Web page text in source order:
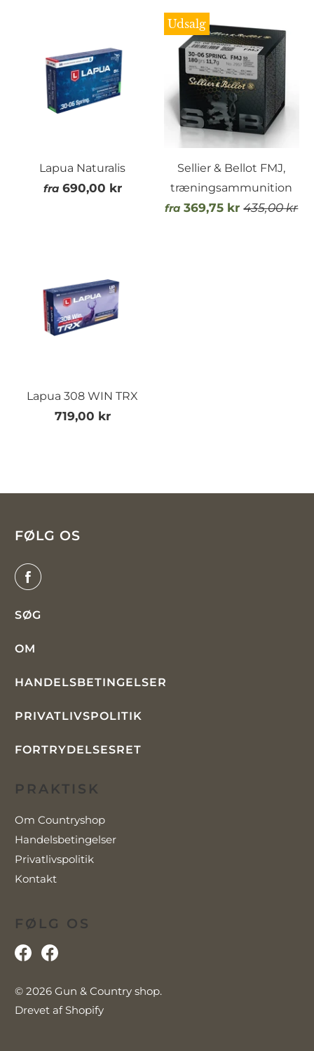
Lapua Naturalis
fra 690,00 kr
Udsalg
Sellier & Bellot FMJ,
træningsammunition
fra 369,75 kr435,00 kr
Lapua 308 WIN TRX
719,00 kr
FØLG OS
SØG
OM
HANDELSBETINGELSER
PRIVATLIVSPOLITIK
FORTRYDELSESRET
PRAKTISK
Om Countryshop
Handelsbetingelser
Privatlivspolitik
Kontakt
FØLG OS
© 2026Gun & Country shop.
Drevet af Shopify